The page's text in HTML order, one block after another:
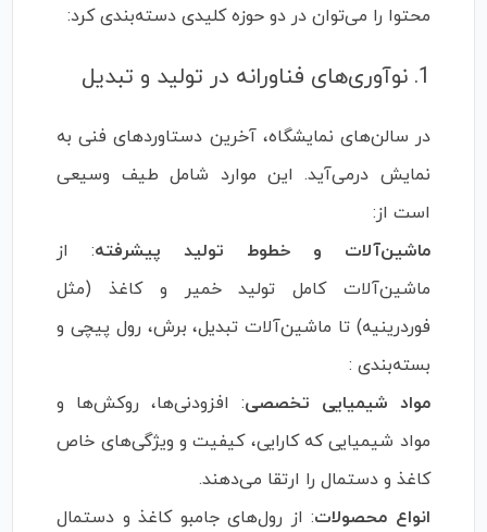
محتوا را می‌توان در دو حوزه کلیدی دسته‌بندی کرد:
1. نوآوری‌های فناورانه در تولید و تبدیل
در سالن‌های نمایشگاه، آخرین دستاوردهای فنی به
نمایش درمی‌آید. این موارد شامل طیف وسیعی
است از:
ماشین‌آلات و خطوط تولید پیشرفته: از
ماشین‌آلات کامل تولید خمیر و کاغذ (مثل
فوردرینیه) تا ماشین‌آلات تبدیل، برش، رول پیچی و
بسته‌بندی :
مواد شیمیایی تخصصی: افزودنی‌ها، روکش‌ها و
مواد شیمیایی که کارایی، کیفیت و ویژگی‌های خاص
کاغذ و دستمال را ارتقا می‌دهند.
انواع محصولات: از رول‌های جامبو کاغذ و دستمال